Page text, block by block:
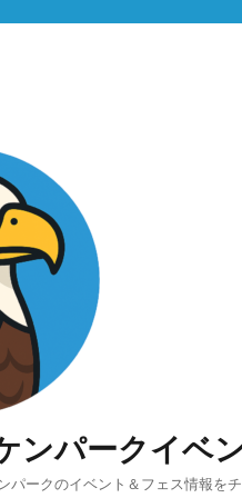
ンパークイベ
パークのイベント＆フェス情報をチ